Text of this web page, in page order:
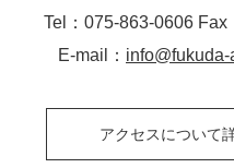
Tel：075-863-0606 Fax
E-mail：
アクセスについて